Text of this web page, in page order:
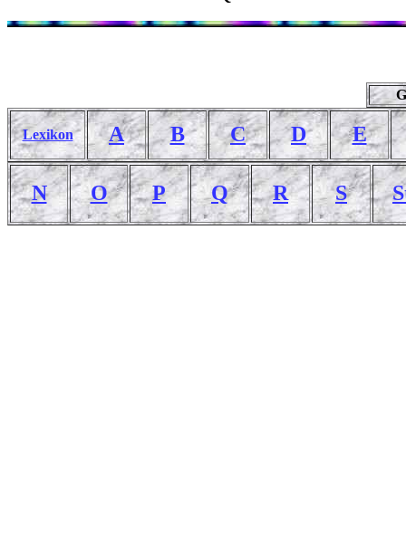
Lexikon A B C D E
N O P Q R S